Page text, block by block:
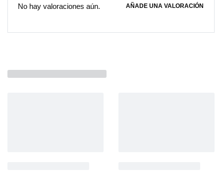
No hay valoraciones aún. AÑADE UNA VALORACIÓN